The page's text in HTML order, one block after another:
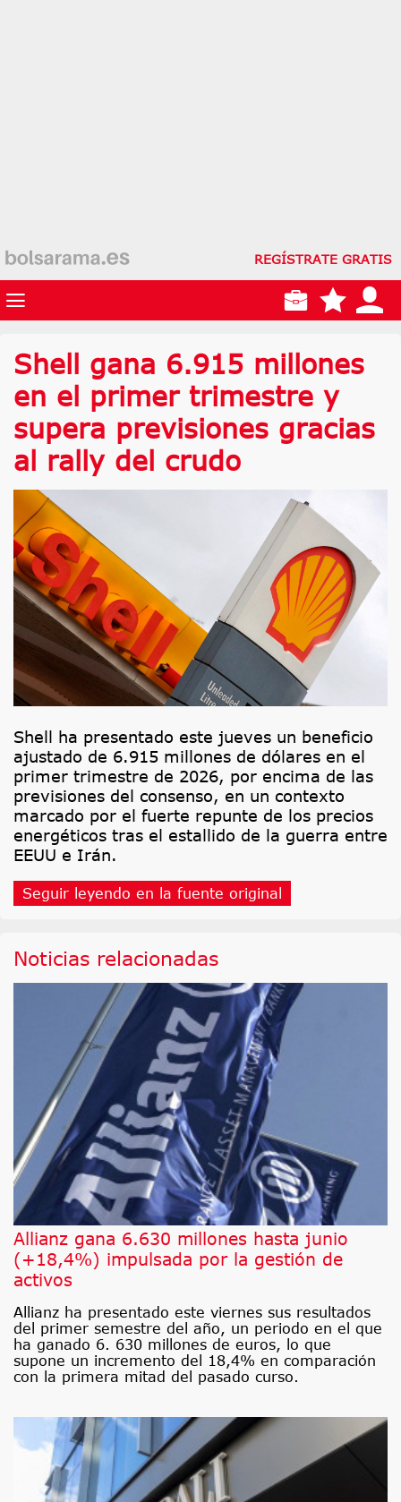
REGÍSTRATE GRATIS
Shell gana 6.915 millones
en el primer trimestre y
supera previsiones gracias
al rally del crudo
Shell ha presentado este jueves un beneficio
ajustado de 6.915 millones de dólares en el
primer trimestre de 2026, por encima de las
previsiones del consenso, en un contexto
marcado por el fuerte repunte de los precios
energéticos tras el estallido de la guerra entre
EEUU e Irán.
Seguir leyendo en la fuente original
Noticias relacionadas
Allianz gana 6.630 millones hasta junio
(+18,4%) impulsada por la gestión de
activos
Allianz ha presentado este viernes sus resultados
del primer semestre del año, un periodo en el que
ha ganado 6. 630 millones de euros, lo que
supone un incremento del 18,4% en comparación
con la primera mitad del pasado curso.